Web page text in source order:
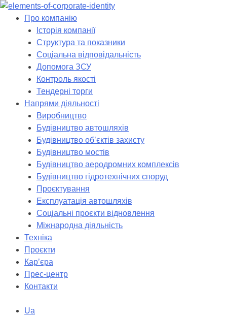
Skip
Про компанію
Історія компанії
Структура та показники
Соціальна відповідальність
Допомога ЗСУ
Контроль якості
Тендерні торги
Напрями діяльності
Виробництво
Будівництво автошляхів
Будівництво обʼєктів захисту
Будівництво мостів
Будівництво аеродромних комплексів
Будівництво гідротехнічних споруд
Проєктування
Експлуатація автошляхів
Соціальні проєкти відновлення
Міжнародна діяльність
Техніка
Проєкти
Кар’єра
Прес-центр
Контакти
Ua